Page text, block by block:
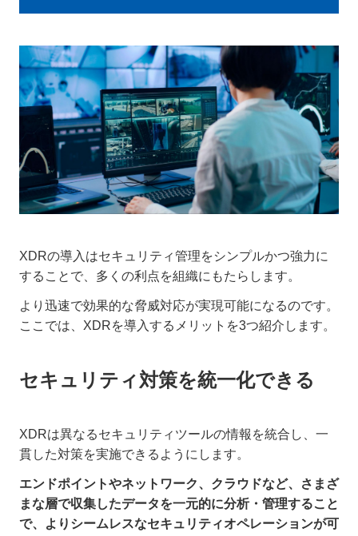
XDRの導入はセキュリティ管理をシンプルかつ強力に
することで、多くの利点を組織にもたらします。
より迅速で効果的な脅威対応が実現可能になるのです。
ここでは、XDRを導入するメリットを3つ紹介します。
セキュリティ対策を統一化できる
XDRは異なるセキュリティツールの情報を統合し、一
貫した対策を実施できるようにします。
エンドポイントやネットワーク、クラウドなど、さまざ
まな層で収集したデータを一元的に分析・管理すること
で、よりシームレスなセキュリティオペレーションが可